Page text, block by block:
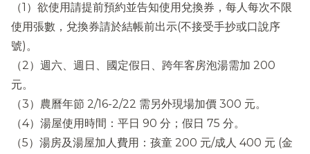
（1）欲使用請提前預約並告知使用兌換券，每人每次不限
使用張數，兌換券請於結帳前出示(不接受手抄或口說序
號)。
（2）週六、週日、國定假日、跨年客房泡湯需加 200
元。
（3）農曆年節 2/16-2/22 需另外現場加價 300 元。
（4）湯屋使用時間：平日 90 分；假日 75 分。
（5）湯房及湯屋加人費用：孩童 200 元/成人 400 元 (金